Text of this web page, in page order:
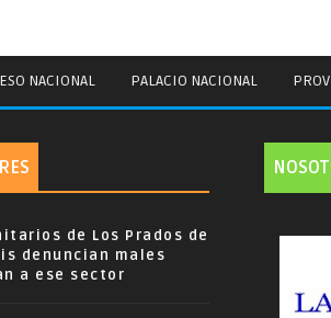
NACIONAL PALACIO NACIONAL
de Los Prados de
denuncian males
a ese sector